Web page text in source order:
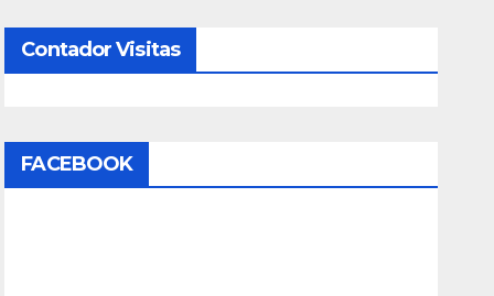
Contador Visitas
FACEBOOK